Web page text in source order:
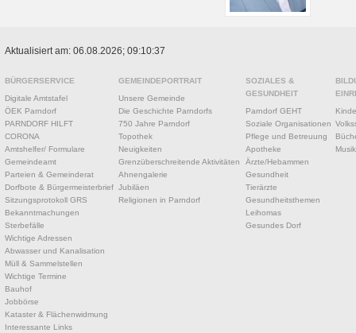
Aktualisiert am: 06.08.2026; 09:10:37
BÜRGERSERVICE
Digitale Amtstafel
ÖEK Parndorf
PARNDORF HILFT
CORONA
Amtshelfer/ Formulare
Gemeindeamt
Parteien & Gemeinderat
Dorfbote & Bürgermeisterbrief
Sitzungsprotokoll GRS
Bekanntmachungen
Sterbefälle
Wichtige Adressen
Abwasser und Kanalisation
Müll & Sammelstellen
Wichtige Termine
Bauhof
Jobbörse
Kataster & Flächenwidmung
Interessante Links
GEMEINDEPORTRAIT
Unsere Gemeinde
Die Geschichte Parndorfs
750 Jahre Parndorf
Topothek
Neuigkeiten
Grenzüberschreitende Aktivitäten
Ahnengalerie
Jubiläen
Religionen in Parndorf
SOZIALES &
GESUNDHEIT
Parndorf GEHT
Soziale Organisationen
Pflege und Betreuung
Apotheke
Ärzte/Hebammen
Gesundheit
Tierärzte
Gesundheitsthemen
Leihomas
Gesundes Dorf